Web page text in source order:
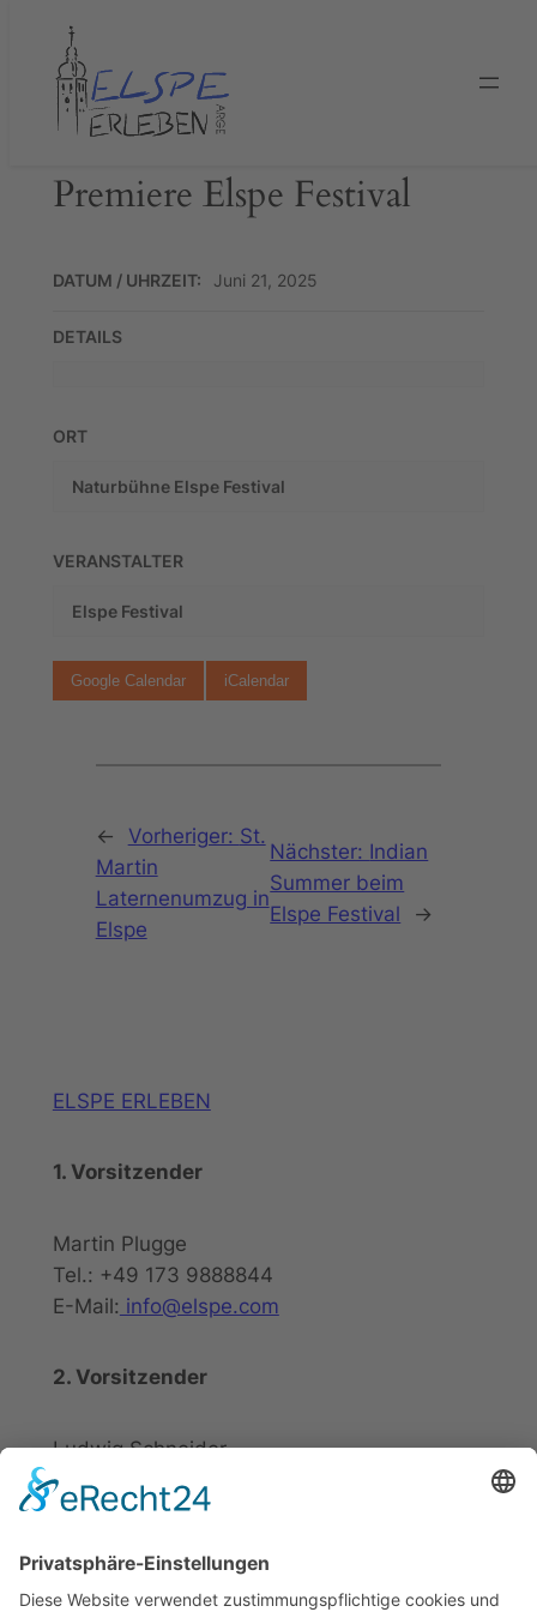
springen
Premiere Elspe Festival
DATUM / UHRZEIT: Juni 21, 2025
DETAILS
ORT
Naturbühne Elspe Festival
VERANSTALTER
Elspe Festival
Google Calendar iCalendar
← Vorheriger: St.
Martin
Laternenumzug in
Elspe
Nächster: Indian
Summer beim
Elspe Festival
→
ELSPE ERLEBEN
1. Vorsitzender
Martin Plugge
Tel.: +49 173 9888844
E-Mail: info@elspe.com
2. Vorsitzender
Ludwig Schneider
Tel.: +49 2721 20800
E-Mail:info@elspe.com
Kontakt